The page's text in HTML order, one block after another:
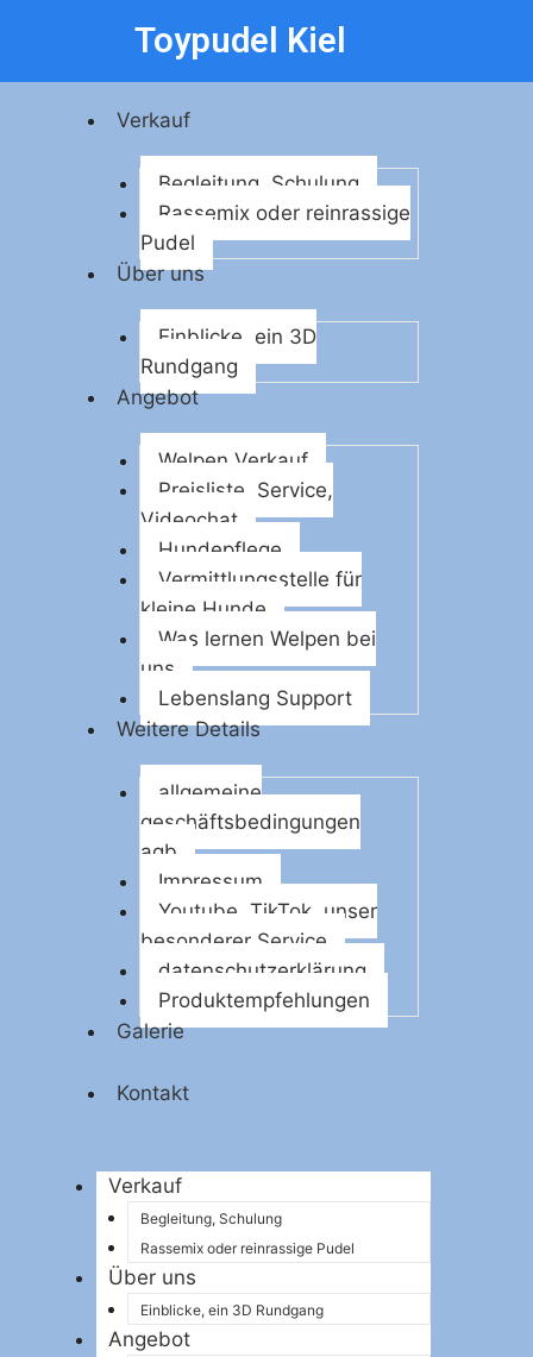
Toypudel Kiel
Verkauf
Begleitung, Schulung
Rassemix oder reinrassige
Pudel
Über uns
Einblicke, ein 3D
Rundgang
Angebot
Welpen Verkauf
Preisliste, Service,
Videochat
Hundepflege
Vermittlungsstelle für
kleine Hunde
Was lernen Welpen bei
uns
Lebenslang Support
Weitere Details
allgemeine
geschäftsbedingungen
agb
Impressum
Youtube, TikTok, unser
besonderer Service
datenschutzerklärung
Produktempfehlungen
Galerie
Kontakt
Verkauf
Begleitung, Schulung
Rassemix oder reinrassige Pudel
Über uns
Einblicke, ein 3D Rundgang
Angebot